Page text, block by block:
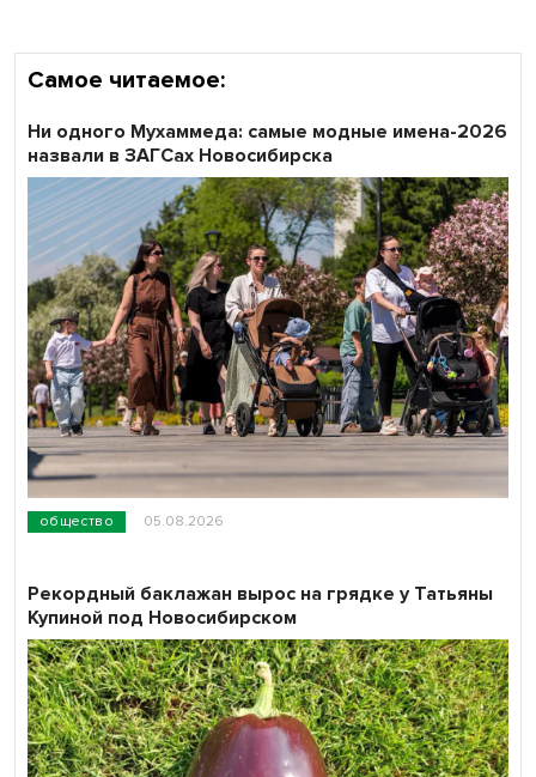
Самое читаемое:
общество 05.08.2026
Ни одного Мухаммеда: самые модные имена-2026
назвали в ЗАГСах Новосибирска
Рекордный баклажан вырос на грядке у Татьяны
Купиной под Новосибирском